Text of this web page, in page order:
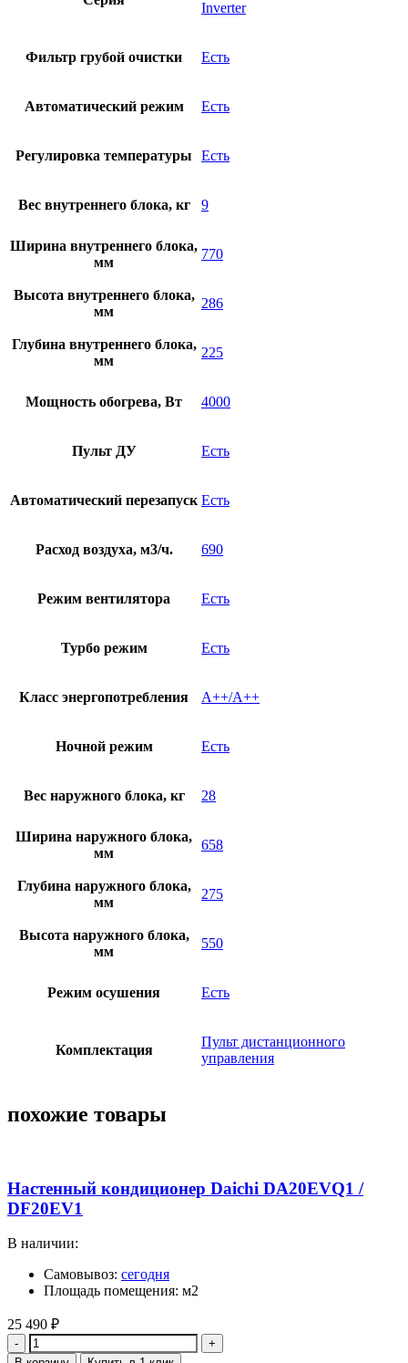
Inverter
Фильтр грубой очистки Есть
Автоматический режим Есть
Регулировка температуры Есть
Вес внутреннего блока, кг 9
Ширина внутреннего блока,
мм
770
Высота внутреннего блока,
мм
286
Глубина внутреннего блока,
мм
225
Мощность обогрева, Вт 4000
Пульт ДУ Есть
Автоматический перезапуск Есть
Расход воздуха, м3/ч. 690
Режим вентилятора Есть
Турбо режим Есть
Класс энергопотребления A++/A++
Ночной режим Есть
Вес наружного блока, кг 28
Ширина наружного блока,
мм
658
Глубина наружного блока,
мм
275
Высота наружного блока,
мм
550
Режим осушения Есть
Комплектация
Пульт дистанционного
управления
похожие товары
Настенный кондиционер Daichi DA20EVQ1 /
DF20EV1
В наличии:
Самовывоз: сегодня
Площадь помещения: м2
25 490 ₽
Количество